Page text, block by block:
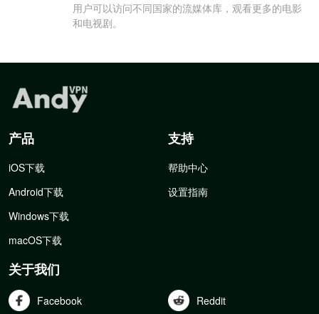
用户可以访问不同国家的流媒体库，观看更多的电影
和电视剧。
产品
iOS下载
Android下载
Windows下载
macOS下载
支持
帮助中心
设置指南
关于我们
Facebook Reddit